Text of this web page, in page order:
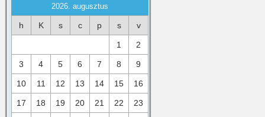
2026. augusztus
h K s c p s v
1 2
3 4 5 6 7 8 9
10 11 12 13 14 15 16
17 18 19 20 21 22 23